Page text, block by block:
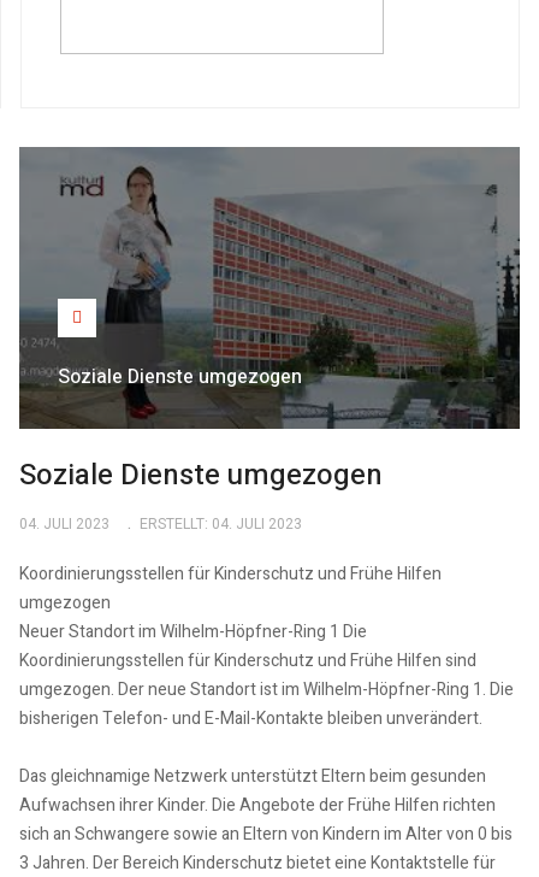
Soziale Dienste umgezogen
Soziale Dienste umgezogen
04. JULI 2023 ERSTELLT: 04. JULI 2023
Koordinierungsstellen für Kinderschutz und Frühe Hilfen
umgezogen
Neuer Standort im Wilhelm-Höpfner-Ring 1 Die
Koordinierungsstellen für Kinderschutz und Frühe Hilfen sind
umgezogen. Der neue Standort ist im Wilhelm-Höpfner-Ring 1. Die
bisherigen Telefon- und E-Mail-Kontakte bleiben unverändert.
Das gleichnamige Netzwerk unterstützt Eltern beim gesunden
Aufwachsen ihrer Kinder. Die Angebote der Frühe Hilfen richten
sich an Schwangere sowie an Eltern von Kindern im Alter von 0 bis
3 Jahren. Der Bereich Kinderschutz bietet eine Kontaktstelle für